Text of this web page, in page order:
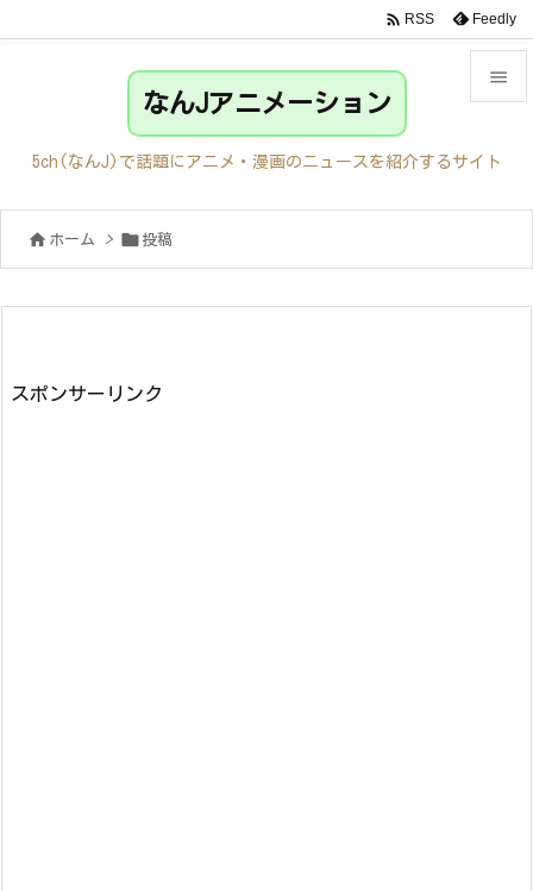

サイド
前へ

 RSS Feedly
なんJアニメーション
5ch(なんJ)で話題にアニメ・漫画のニュースを紹介するサイト
 ホーム >  投稿
スポンサーリンク